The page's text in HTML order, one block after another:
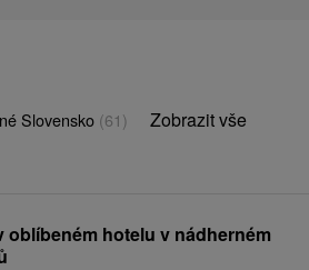
Slovensko (61) Zobrazit vše
oblíbeném hotelu v nádherném